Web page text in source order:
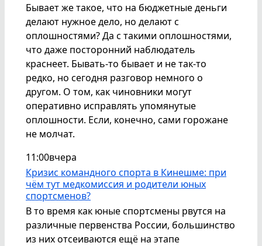
Бывает же такое, что на бюджетные деньги
делают нужное дело, но делают с
оплошностями? Да с такими оплошностями,
что даже посторонний наблюдатель
краснеет. Бывать-то бывает и не так-то
редко, но сегодня разговор немного о
другом. О том, как чиновники могут
оперативно исправлять упомянутые
оплошности. Если, конечно, сами горожане
не молчат.
11:00вчера
Кризис командного спорта в Кинешме: при
чём тут медкомиссия и родители юных
спортсменов?
В то время как юные спортсмены рвутся на
различные первенства России, большинство
из них отсеиваются ещё на этапе